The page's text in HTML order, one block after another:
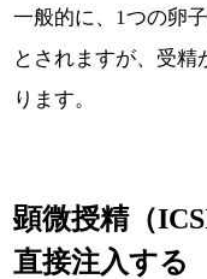
一般的に、1つの卵
とされますが、受
ります。
顕微授精（
直接注入する